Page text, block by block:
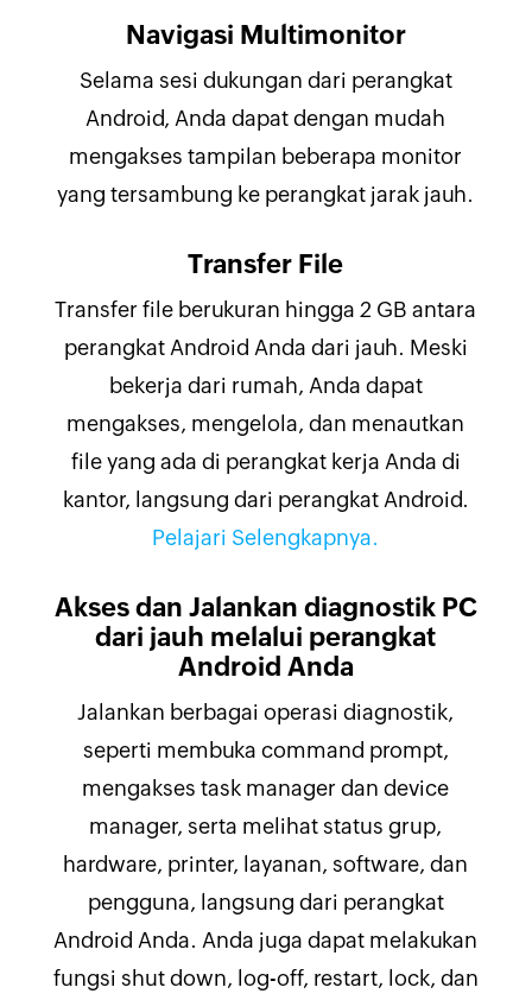
Navigasi Multimonitor
Selama sesi dukungan dari perangkat
Android, Anda dapat dengan mudah
mengakses tampilan beberapa monitor
yang tersambung ke perangkat jarak jauh.
Transfer File
Transfer file berukuran hingga 2 GB antara
perangkat Android Anda dari jauh. Meski
bekerja dari rumah, Anda dapat
mengakses, mengelola, dan menautkan
file yang ada di perangkat kerja Anda di
kantor, langsung dari perangkat Android.
Pelajari Selengkapnya.
Akses dan Jalankan diagnostik PC
dari jauh melalui perangkat
Android Anda
Jalankan berbagai operasi diagnostik,
seperti membuka command prompt,
mengakses task manager dan device
manager, serta melihat status grup,
hardware, printer, layanan, software, dan
pengguna, langsung dari perangkat
Android Anda. Anda juga dapat melakukan
fungsi shut down, log-off, restart, lock, dan